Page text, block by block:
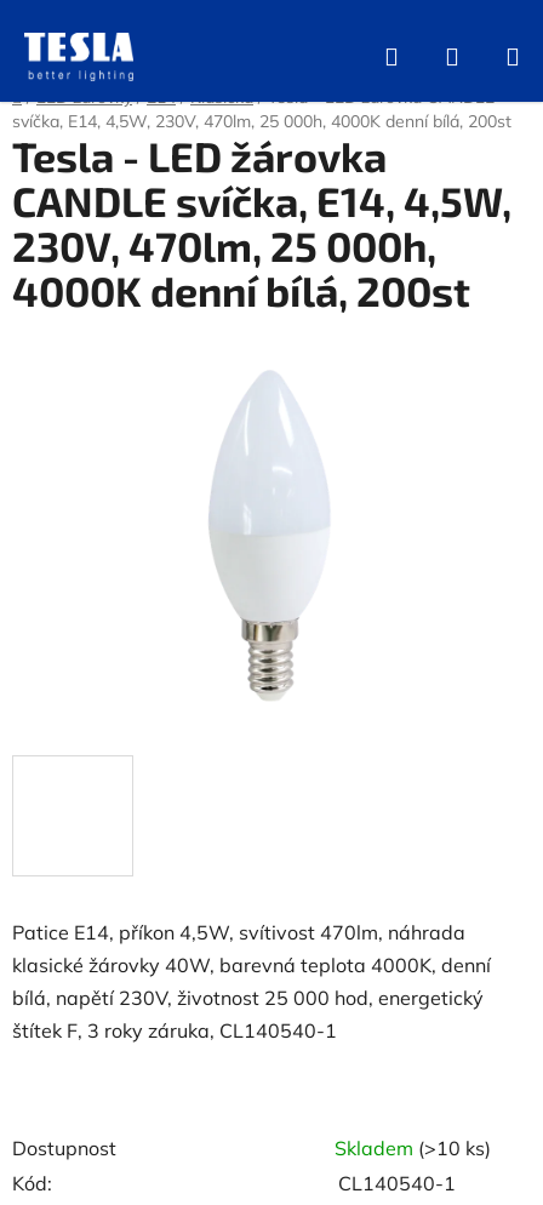
obsah
Hledat
KOŠÍK
/ LED žárovky / E14 / Klasická / Tesla - LED žárovka CANDLE
svíčka, E14, 4,5W, 230V, 470lm, 25 000h, 4000K denní bílá, 200st
Patice E14, příkon 4,5W, svítivost 470lm, náhrada
klasické žárovky 40W, barevná teplota 4000K, denní
bílá, napětí 230V, životnost 25 000 hod, energetický
štítek F, 3 roky záruka, CL140540-1
Dostupnost Skladem (>10 ks)
Kód:
CL140540-1
Tesla - LED žárovka
CANDLE svíčka, E14, 4,5W,
230V, 470lm, 25 000h,
4000K denní bílá, 200st